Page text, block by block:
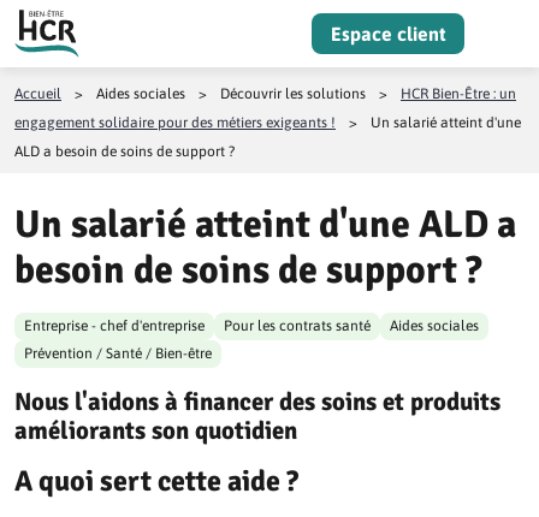
Aller au contenu
Espace client
Accueil > Aides sociales > Découvrir les solutions >
HCR Bien-Être : un
engagement solidaire pour des métiers exigeants !
>
Un salarié atteint d'une
ALD a besoin de soins de support ?
Un salarié atteint d'une ALD a
besoin de soins de support ?
Entreprise - chef d'entreprise Pour les contrats santé
Aides sociales
Prévention / Santé / Bien-être
Nous l'aidons à financer des soins et produits
améliorants son quotidien
A quoi sert cette aide ?